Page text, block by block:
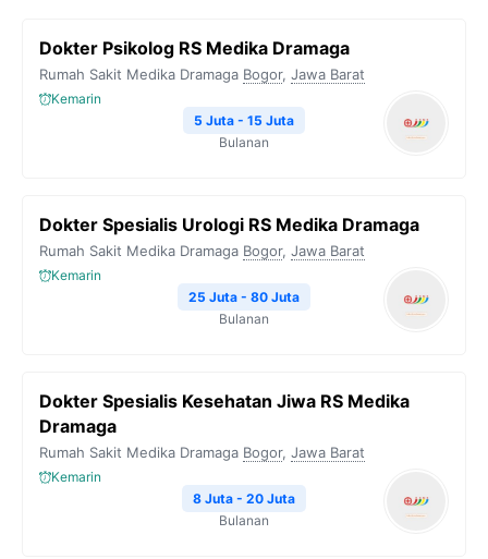
Dokter Psikolog RS Medika Dramaga
Rumah Sakit Medika Dramaga Bogor, Jawa Barat
Kemarin
5 Juta - 15 Juta
Bulanan
Dokter Spesialis Urologi RS Medika Dramaga
Rumah Sakit Medika Dramaga Bogor, Jawa Barat
Kemarin
25 Juta - 80 Juta
Bulanan
Dokter Spesialis Kesehatan Jiwa RS Medika
Dramaga
Rumah Sakit Medika Dramaga Bogor, Jawa Barat
Kemarin
8 Juta - 20 Juta
Bulanan